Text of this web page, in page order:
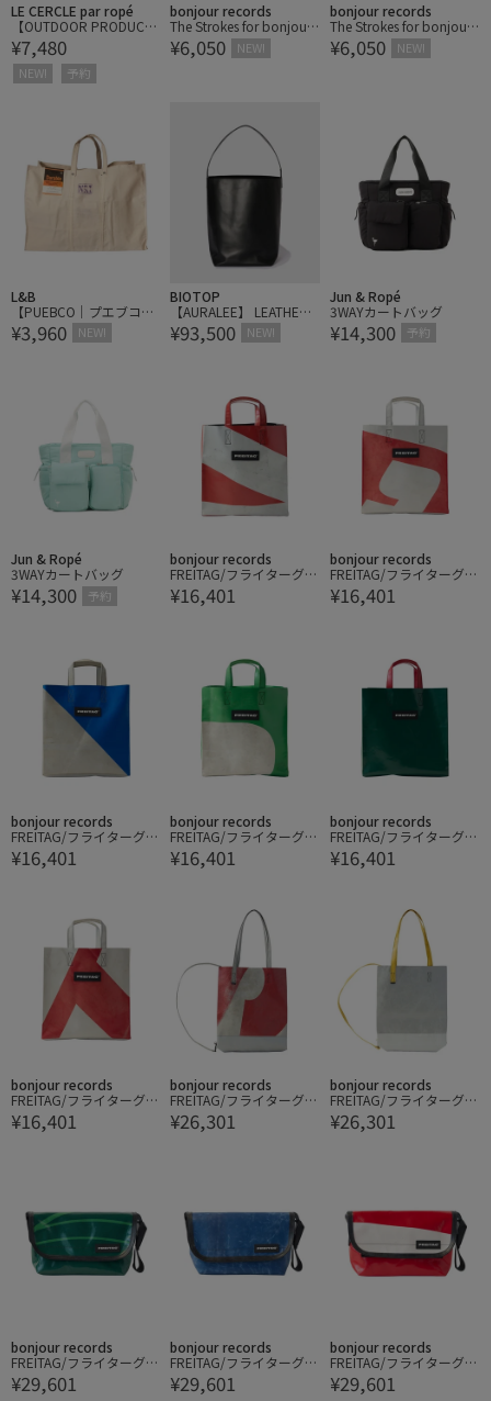
LE CERCLE par ropé
【OUTDOOR PRODUCT
S】ボートシェイプミニ
バッグ
¥7,480
NEW! 予約
bonjour records
The Strokes for bonjour r
ecords Official Tote bag
ザ・ストロークス オフィ
¥6,050 NEW!
bonjour records
The Strokes for bonjour r
ecords Official Tote bag
ザ・ストロークス オフィ
¥6,050 NEW!
L&B
【PUEBCO｜プエブコ】
LABOUR TOTE BAG Larg
e レイバートートバッグ
¥3,960 NEW!
BIOTOP
【AURALEE】 LEATHER S
HOULDER BAG - M MADE
BY AETA
¥93,500 NEW!
Jun & Ropé
3WAYカートバッグ
¥14,300 予約
Jun & Ropé
3WAYカートバッグ
¥14,300 予約
bonjour records
FREITAG/フライターグ S
ONNY SHOPPING BAG S
MALL
¥16,401
bonjour records
FREITAG/フライターグ S
ONNY SHOPPING BAG S
MALL
¥16,401
bonjour records
FREITAG/フライターグ S
ONNY SHOPPING BAG S
¥16,401
bonjour records
FREITAG/フライターグ S
ONNY SHOPPING BAG S
MALL
¥16,401
bonjour records
FREITAG/フライターグ S
ONNY SHOPPING BAG S
MALL
¥16,401
bonjour records
FREITAG/フライターグ S
ONNY SHOPPING BAG S
¥16,401
bonjour records
FREITAG/フライターグ M
AURICE BACKPACKABLE
TOTE SMALL
¥26,301
bonjour records
FREITAG/フライターグ M
AURICE BACKPACKABLE
TOTE SMALL
¥26,301
bonjour records
FREITAG/フライターグ H
AWAII FIVE-0
¥29,601
bonjour records
FREITAG/フライターグ H
AWAII FIVE-0
¥29,601
bonjour records
FREITAG/フライターグ H
AWAII FIVE-0
¥29,601